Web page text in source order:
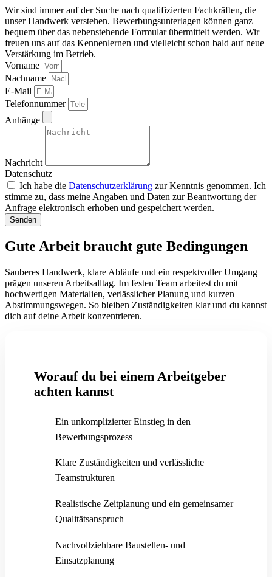
Wir sind immer auf der Suche nach qualifizierten Fachkräften, die
unser Handwerk verstehen. Bewerbungsunterlagen können ganz
bequem über das nebenstehende Formular übermittelt werden. Wir
freuen uns auf das Kennenlernen und vielleicht schon bald auf neue
Verstärkung im Betrieb.
Vorname
Nachname
E-Mail
Telefonnummer
Anhänge
Nachricht
Datenschutz
Ich habe die Datenschutzerklärung zur Kenntnis genommen. Ich
stimme zu, dass meine Angaben und Daten zur Beantwortung der
Anfrage elektronisch erhoben und gespeichert werden.
Senden
Gute Arbeit braucht gute Bedingungen
Sauberes Handwerk, klare Abläufe und ein respektvoller Umgang
prägen unseren Arbeitsalltag. Im festen Team arbeitest du mit
hochwertigen Materialien, verlässlicher Planung und kurzen
Abstimmungswegen. So bleiben Zuständigkeiten klar und du kannst
dich auf deine Arbeit konzentrieren.
Worauf du bei einem Arbeitgeber
achten kannst
Ein unkomplizierter Einstieg in den
Bewerbungsprozess
Klare Zuständigkeiten und verlässliche
Teamstrukturen
Realistische Zeitplanung und ein gemeinsamer
Qualitätsanspruch
Nachvollziehbare Baustellen- und
Einsatzplanung